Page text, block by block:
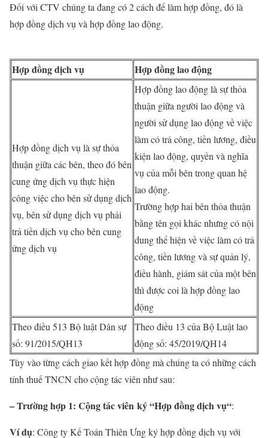
Đối với CTV chúng ta đang có 2 cách để làm hợp đồng, đó là
hợp đồng dịch vụ và hợp đồng lao động.
Hợp đồng dịch vụ Hợp đồng lao động
Hợp đồng dịch vụ là sự thỏa
thuận giữa các bên, theo đó bên
cung ứng dịch vụ thực hiện
công việc cho bên sử dụng dịch
vụ, bên sử dụng dịch vụ phải
trả tiền dịch vụ cho bên cung
ứng dịch vụ
Hợp đồng lao động là sự thỏa
thuận giữa người lao động và
người sử dụng lao động về việc
làm có trả công, tiền lương, điều
kiện lao động, quyền và nghĩa
vụ của mỗi bên trong quan hệ
lao động.
Trường hợp hai bên thỏa thuận
bằng tên gọi khác nhưng có nội
dung thể hiện về việc làm có trả
công, tiền lương và sự quản lý,
điều hành, giám sát của một bên
thì được coi là hợp đồng lao
động
Theo điều 513 Bộ luật Dân sự
số: 91/2015/QH13
Theo điều 13 của Bộ Luật lao
động số: 45/2019/QH14
Tùy vào từng cách giao kết hợp đồng mà chúng ta có những cách
tính thuế TNCN cho cộng tác viên như sau:
– Trường hợp 1: Cộng tác viên ký “Hợp đồng dịch vụ“:
Ví dụ: Công ty Kế Toán Thiên Ưng ký hợp đồng dịch vụ với